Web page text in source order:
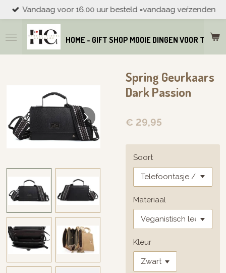
Ga
direct
naar
de
hoofdinhoud
HOME - GIFT SHOP MOOIE DINGEN VOOR THUIS
Vandaag voor 16.00 uur besteld =vandaag veŕzenden
Spring Geurkaars
Dark Passion
€ 29,95
Soort
Materiaal
Kleur